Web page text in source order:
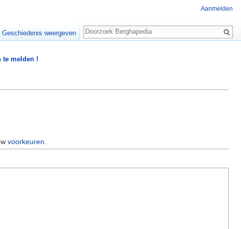
te melden !
voorkeuren
Aanmelden
Geschiedenis weergeven
Zoeken